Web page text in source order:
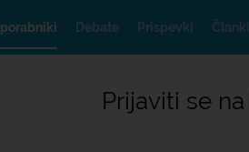
Debate Prispevki Članki
Prijaviti se na